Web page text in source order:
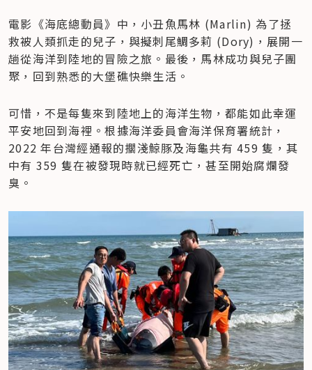
電影《海底總動員》中，小丑魚馬林 (Marlin) 為了拯
救被人類抓走的兒子，與擬刺尾鯛多莉 (Dory)，展開一
趟從海洋到陸地的冒險之旅。最後，馬林成功與兒子團
聚，回到熟悉的大堡礁快樂生活。
可惜，不是每隻來到陸地上的海洋生物，都能如此幸運
平安地回到海裡。根據海洋委員會海洋保育署統計，
2022 年台灣經通報的擱淺鯨豚及海龜共有 459 隻，其
中有 359 隻在被發現時就已經死亡，甚至開始腐爛發
臭。